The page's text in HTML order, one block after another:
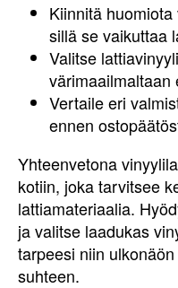
Kiinnitä
sillä se vaikuttaa
Valitse
värimaailmaltaan
Vertaile eri
ennen
Yhteenvetona
kotiin, joka tarvitsee
lattiamateriaalia.
ja valitse laadukas
tarpeesi niin
suhteen.